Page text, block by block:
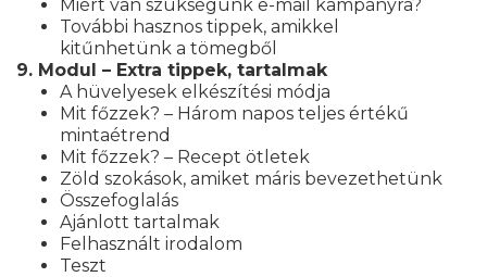
Miért van szükségünk e-mail kampányra?
További hasznos tippek, amikkel
kitűnhetünk a tömegből
9. Modul – Extra tippek, tartalmak
A hüvelyesek elkészítési módja
Mit főzzek? – Három napos teljes értékű
mintaétrend
Mit főzzek? – Recept ötletek
Zöld szokások, amiket máris bevezethetünk
Összefoglalás
Ajánlott tartalmak
Felhasznált irodalom
Teszt